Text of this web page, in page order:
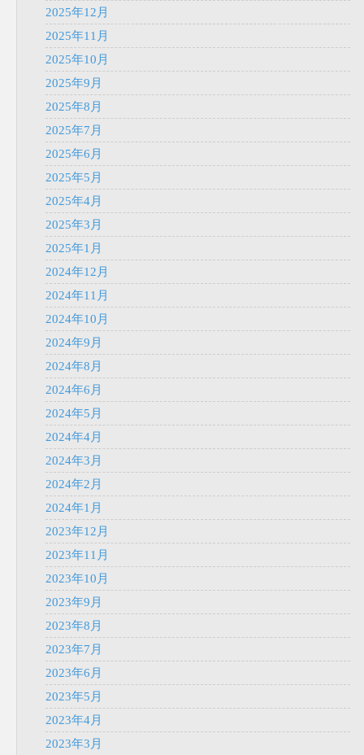
2025年12月
2025年11月
2025年10月
2025年9月
2025年8月
2025年7月
2025年6月
2025年5月
2025年4月
2025年3月
2025年1月
2024年12月
2024年11月
2024年10月
2024年9月
2024年8月
2024年6月
2024年5月
2024年4月
2024年3月
2024年2月
2024年1月
2023年12月
2023年11月
2023年10月
2023年9月
2023年8月
2023年7月
2023年6月
2023年5月
2023年4月
2023年3月